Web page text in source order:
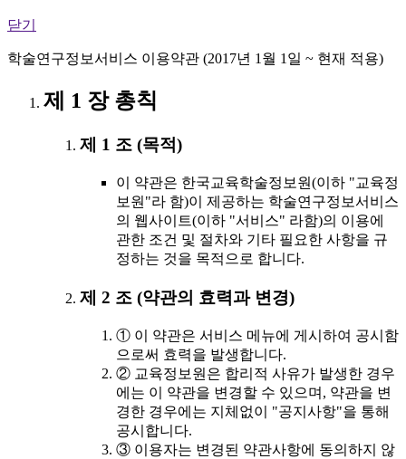
닫기
학술연구정보서비스 이용약관 (2017년 1월 1일 ~ 현재 적용)
제 1 장 총칙
제 1 조 (목적)
이 약관은 한국교육학술정보원(이하 "교육정
보원"라 함)이 제공하는 학술연구정보서비스
의 웹사이트(이하 "서비스" 라함)의 이용에
관한 조건 및 절차와 기타 필요한 사항을 규
정하는 것을 목적으로 합니다.
제 2 조 (약관의 효력과 변경)
① 이 약관은 서비스 메뉴에 게시하여 공시함
으로써 효력을 발생합니다.
② 교육정보원은 합리적 사유가 발생한 경우
에는 이 약관을 변경할 수 있으며, 약관을 변
경한 경우에는 지체없이 "공지사항"을 통해
공시합니다.
③ 이용자는 변경된 약관사항에 동의하지 않